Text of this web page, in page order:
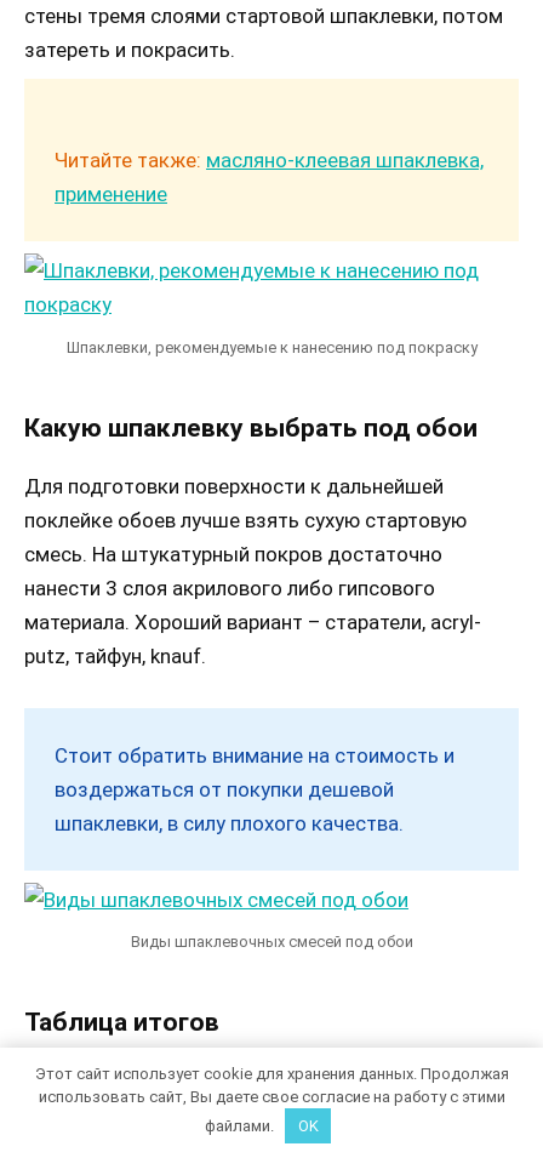
стены тремя слоями стартовой шпаклевки, потом
затереть и покрасить.
Читайте также: масляно-клеевая шпаклевка,
применение
Шпаклевки, рекомендуемые к нанесению под покраску
Какую шпаклевку выбрать под обои
Для подготовки поверхности к дальнейшей
поклейке обоев лучше взять сухую стартовую
смесь. На штукатурный покров достаточно
нанести 3 слоя акрилового либо гипсового
материала. Хороший вариант – старатели, acryl-
putz, тайфун, knauf.
Стоит обратить внимание на стоимость и
воздержаться от покупки дешевой
шпаклевки, в силу плохого качества.
Виды шпаклевочных смесей под обои
Таблица итогов
Подведя итоги выбора, чем шпаклевать стены,
можно собрать основные моменты в таблицу.
Этот сайт использует cookie для хранения данных. Продолжая
использовать сайт, Вы даете свое согласие на работу с этими
файлами.
OK